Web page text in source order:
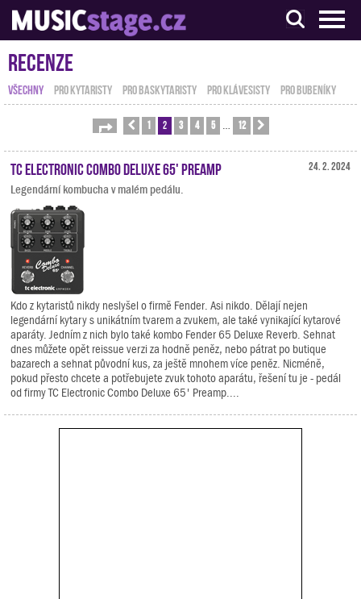
S muzikanty pro muzikanty
Recenze
VŠECHNY PRO KYTARISTY PRO BASKYTARISTY PRO KLÁVESISTY PRO BUBENÍKY
Stránka zPředchozí
1 2 3 4 5 12
24. 2. 2024
TC Electronic Combo Deluxe 65' Preamp
Legendární kombucha v malém pedálu.
Kdo z kytaristů nikdy neslyšel o firmě Fender. Asi nikdo. Dělají nejen
legendární kytary s unikátním tvarem a zvukem, ale také vynikající kytarové
aparáty. Jedním z nich bylo také kombo Fender 65 Deluxe Reverb. Sehnat
dnes můžete opět reissue verzi za hodně peněz, nebo pátrat po butique
bazarech a sehnat původní kus, za ještě mnohem více peněz. Nicméně,
pokud přesto chcete a potřebujete zvuk tohoto aparátu, řešení tu je - pedál
od firmy TC Electronic Combo Deluxe 65' Preamp....